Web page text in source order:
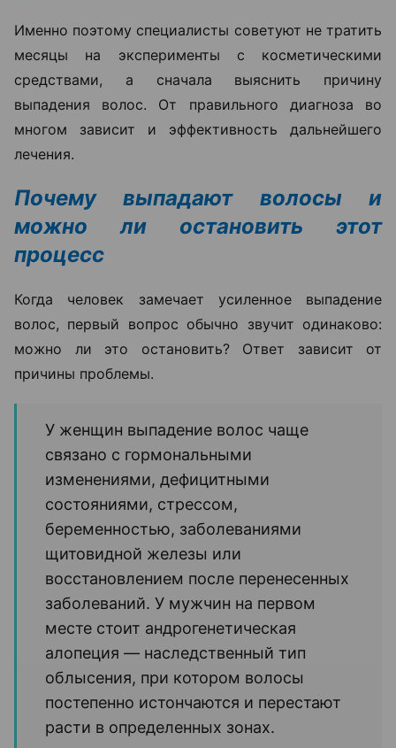
процедуры. Иногда проблему удается
решить с помощью коррекции
дефицитов, лечения сопутствующих
заболеваний или медикаментозной
обследования», —отмечает Ольга
Кудаленкина.
месяцы на эксперименты с косметическими
средствами, а сначала выяснить причину
выпадения волос. От правильного диагноза во
многом зависит и эффективность дальнейшего
лечения.
Почему выпадают волосы и
можно ли остановить этот
процесс
Когда человек замечает усиленное выпадение
можно ли это остановить? Ответ зависит от
У женщин выпадение волос чаще
связано с гормональными
изменениями, дефицитными